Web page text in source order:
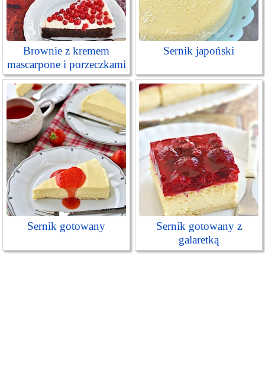
Brownie z kremem
mascarpone i porzeczkami
Sernik japoński
Sernik gotowany
Sernik gotowany z
galaretką